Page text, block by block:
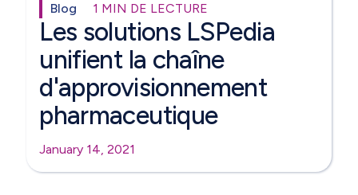
Blog 1 MIN DE LECTURE
Les solutions LSPedia
unifient la chaîne
d'approvisionnement
pharmaceutique
January 14, 2021